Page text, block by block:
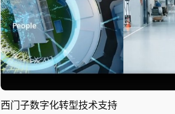
西门子数字化转型技术支持